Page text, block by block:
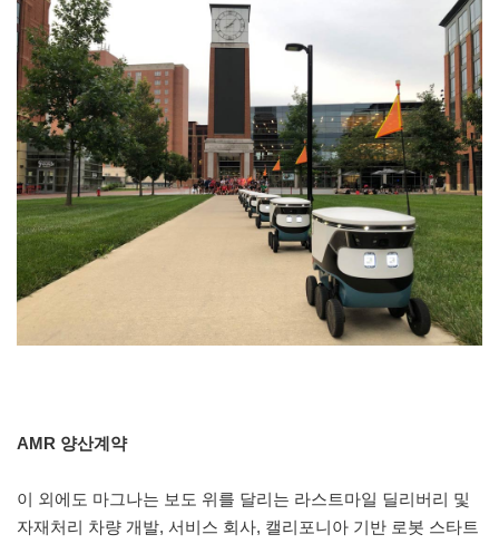
AMR 양산계약
이 외에도 마그나는 보도 위를 달리는 라스트마일 딜리버리 및
자재처리 차량 개발, 서비스 회사, 캘리포니아 기반 로봇 스타트